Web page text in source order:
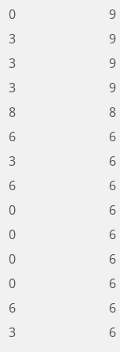
0
9
3
9
3
9
3
9
8
8
6
6
3
6
6
6
0
6
0
6
0
6
0
6
6
6
3
6